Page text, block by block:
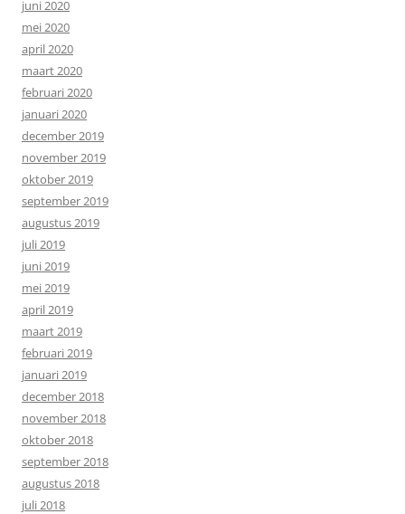
juni 2020
mei 2020
april 2020
maart 2020
februari 2020
januari 2020
december 2019
november 2019
oktober 2019
september 2019
augustus 2019
juli 2019
juni 2019
mei 2019
april 2019
maart 2019
februari 2019
januari 2019
december 2018
november 2018
oktober 2018
september 2018
augustus 2018
juli 2018